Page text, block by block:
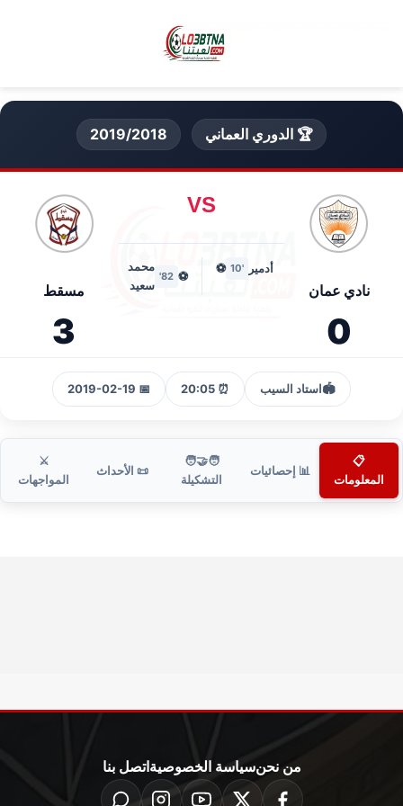
🏆 الدوري العماني 2019/2018
نادي عمان
0
VS
أدمير '10
⚽
⚽
82'
محمد
سعيد
مسقط
3
🏟️استاد السيب ⏰ 20:05
📅 2019-02-19
📋
المعلومات
📊 إحصائيات
🧑‍🤝‍🧑
التشكيلة
📜 الأحداث
⚔️
المواجهات
من نحنسياسة الخصوصية اتصل بنا